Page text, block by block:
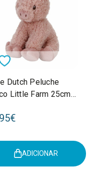
Dutch Peluche
Little Farm 25cm
ADICIONAR